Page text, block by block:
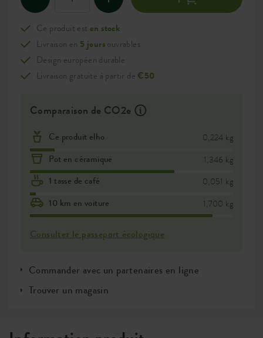
Ce produit est en stock
Livraison en 5 joursouvrables
Design européen durable
Livraison gratuite à partir de€50
Comparaison de CO2e
Ce produit elho 0,224 kg
Pot en céramique 1,346 kg
1 tasse de café 0,051 kg
10 km en voiture 1,700 kg
Consultez le passeport écologique
Commander avec un partenaires en ligne
Trouver un magasin